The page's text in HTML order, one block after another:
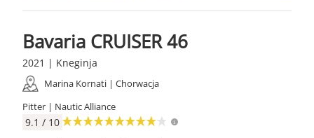
Bavaria CRUISER 46
2021 | Kneginja
Marina Kornati | Chorwacja
Pitter | Nautic Alliance
9.1 / 10